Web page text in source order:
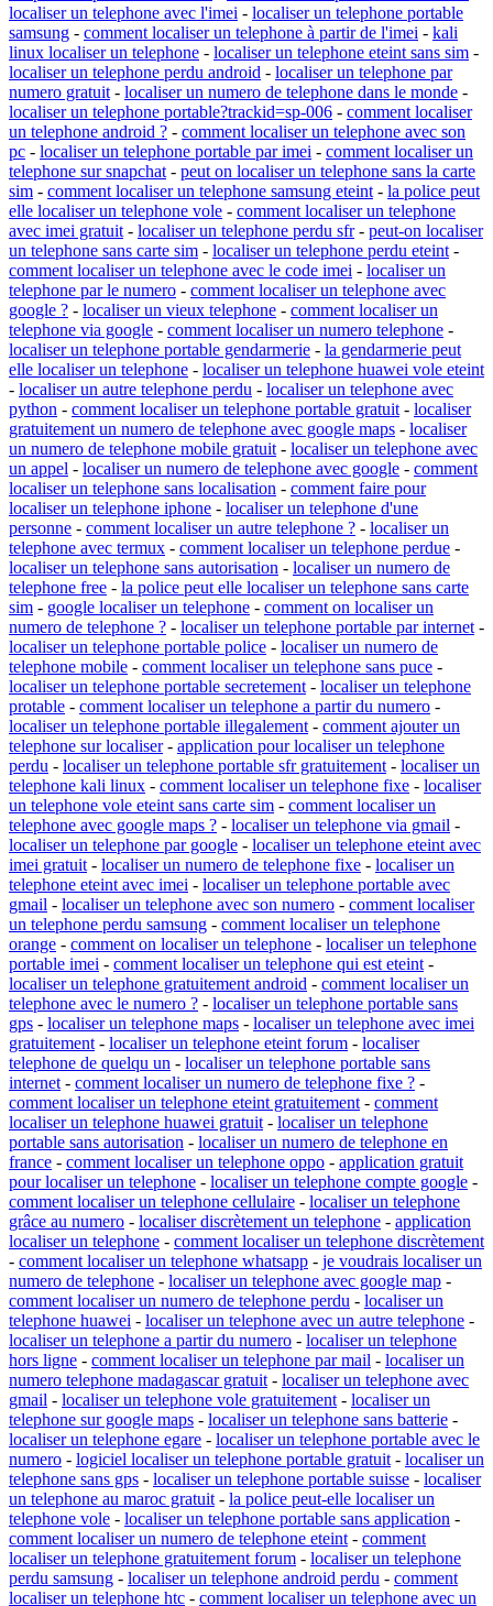
localiser un telephone avec l'imei - localiser un telephone portable
samsung - comment localiser un telephone à partir de l'imei - kali
linux localiser un telephone - localiser un telephone eteint sans sim -
localiser un telephone perdu android - localiser un telephone par
numero gratuit - localiser un numero de telephone dans le monde -
localiser un telephone portable?trackid=sp-006 - comment localiser
un telephone android ? - comment localiser un telephone avec son
pc - localiser un telephone portable par imei - comment localiser un
telephone sur snapchat - peut on localiser un telephone sans la carte
sim - comment localiser un telephone samsung eteint - la police peut
elle localiser un telephone vole - comment localiser un telephone
avec imei gratuit - localiser un telephone perdu sfr- peut-on localiser
un telephone sans carte sim - localiser un telephone perdu eteint -
comment localiser un telephone avec le code imei - localiser un
telephone par le numero - comment localiser un telephone avec
google ? - localiser un vieux telephone - comment localiser un
telephone via google - comment localiser un numero telephone -
localiser un telephone portable gendarmerie - la gendarmerie peut
elle localiser un telephone - localiser un telephone huawei vole eteint
- localiser un autre telephone perdu - localiser un telephone avec
python - comment localiser un telephone portable gratuit - localiser
gratuitement un numero de telephone avec google maps - localiser
un numero de telephone mobile gratuit - localiser un telephone avec
un appel - localiser un numero de telephone avec google - comment
localiser un telephone sans localisation - comment faire pour
localiser un telephone iphone - localiser un telephone d'une
personne - comment localiser un autre telephone ? - localiser un
telephone avec termux - comment localiser un telephone perdue -
localiser un telephone sans autorisation - localiser un numero de
telephone free - la police peut elle localiser un telephone sans carte
sim - google localiser un telephone - comment on localiser un
numero de telephone ? - localiser un telephone portable par internet -
localiser un telephone portable police - localiser un numero de
telephone mobile - comment localiser un telephone sans puce -
localiser un telephone portable secretement - localiser un telephone
protable - comment localiser un telephone a partir du numero -
localiser un telephone portable illegalement - comment ajouter un
telephone sur localiser- application pour localiser un telephone
perdu - localiser un telephone portable sfr gratuitement - localiser un
telephone kali linux - comment localiser un telephone fixe - localiser
un telephone vole eteint sans carte sim - comment localiser un
telephone avec google maps ? - localiser un telephone via gmail -
localiser un telephone par google - localiser un telephone eteint avec
imei gratuit - localiser un numero de telephone fixe - localiser un
telephone eteint avec imei - localiser un telephone portable avec
gmail - localiser un telephone avec son numero - comment localiser
un telephone perdu samsung - comment localiser un telephone
orange - comment on localiser un telephone - localiser un telephone
portable imei - comment localiser un telephone qui est eteint -
localiser un telephone gratuitement android - comment localiser un
telephone avec le numero ? - localiser un telephone portable sans
gps - localiser un telephone maps - localiser un telephone avec imei
gratuitement - localiser un telephone eteint forum - localiser
telephone de quelqu un - localiser un telephone portable sans
internet - comment localiser un numero de telephone fixe ? -
comment localiser un telephone eteint gratuitement - comment
localiser un telephone huawei gratuit - localiser un telephone
portable sans autorisation - localiser un numero de telephone en
france - comment localiser un telephone oppo - application gratuit
pour localiser un telephone - localiser un telephone compte google -
comment localiser un telephone cellulaire - localiser un telephone
grâce au numero - localiser discrètement un telephone - application
localiser un telephone - comment localiser un telephone discrètement
- comment localiser un telephone whatsapp - je voudrais localiser un
numero de telephone - localiser un telephone avec google map -
comment localiser un numero de telephone perdu - localiser un
telephone huawei - localiser un telephone avec un autre telephone -
localiser un telephone a partir du numero - localiser un telephone
hors ligne - comment localiser un telephone par mail - localiser un
numero telephone madagascar gratuit - localiser un telephone avec
gmail - localiser un telephone vole gratuitement - localiser un
telephone sur google maps - localiser un telephone sans batterie -
localiser un telephone egare - localiser un telephone portable avec le
numero - logiciel localiser un telephone portable gratuit - localiser un
telephone sans gps - localiser un telephone portable suisse - localiser
un telephone au maroc gratuit - la police peut-elle localiser un
telephone vole - localiser un telephone portable sans application -
comment localiser un numero de telephone eteint - comment
localiser un telephone gratuitement forum - localiser un telephone
perdu samsung - localiser un telephone android perdu - comment
localiser un telephone htc - comment localiser un telephone avec un